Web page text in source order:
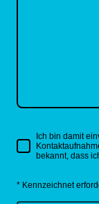
Ich bin damit
bekannt, dass
* Kennzeichnet